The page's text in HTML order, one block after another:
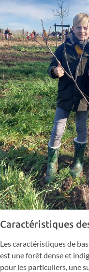
Caractéristiques
Les caractéristiques de
est une forêt dense et
pour les particuliers, une